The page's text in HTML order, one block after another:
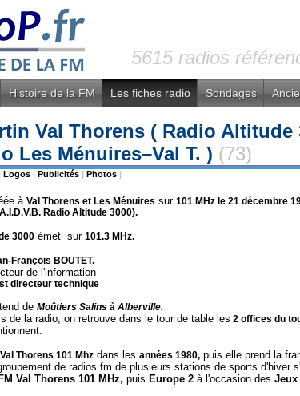
5615 radios
Histoire de la FM Les fiches radio Sondages
Val Thorens ( Radio
Les Ménuires–Val T. ) (73)
Logos | Publicités | Photos |
à Val Thorens et Les Ménuires sur 101 MHz le 21 décembre
Radio Altitude 3000).
3000 émet sur 101.3 MHz.
François BOUTET.
de l'information
directeur technique
de Moûtiers Salins à Alberville.
de la radio, on retrouve dans le tour de table les 2 offices du
Thorens 101 Mhz dans les années 1980, puis elle prend la
de radios fm de plusieurs stations de sports d'hiver
Val Thorens 101 MHz, puis Europe 2 à l'occasion des